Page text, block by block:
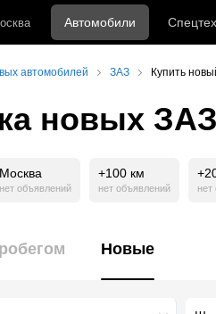
Автомобили
автомобилей ЗАЗ Купить
новых
Москва
нет объявлений
+100 км
нет объявлений нет
Новые